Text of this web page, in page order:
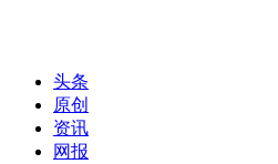
头条
原创
资讯
网报